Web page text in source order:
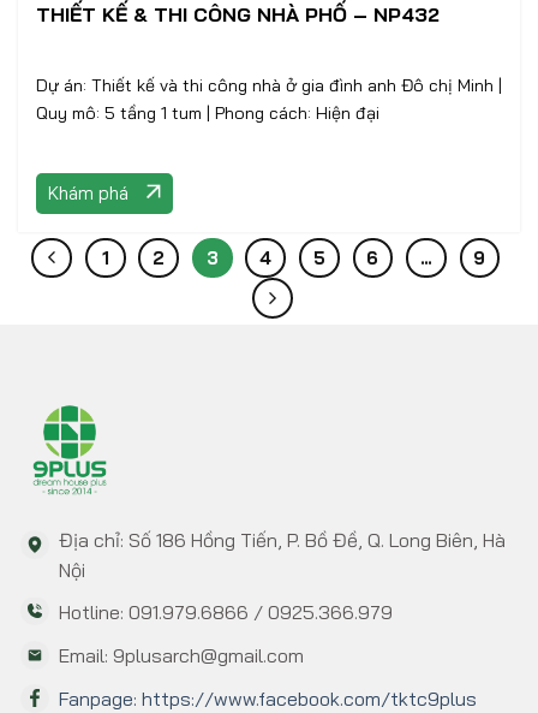
THIẾT KẾ & THI CÔNG NHÀ PHỐ – NP432
Dự án: Thiết kế và thi công nhà ở gia đình anh Đô chị Minh |
Quy mô: 5 tầng 1 tum | Phong cách: Hiện đại
Khám phá
1 2 3 4 5 6 … 9
Địa chỉ: Số 186 Hồng Tiến, P. Bồ Đề, Q. Long Biên, Hà
Nội
Hotline: 091.979.6866 / 0925.366.979
Email: 9plusarch@gmail.com
Fanpage: https://www.facebook.com/tktc9plus